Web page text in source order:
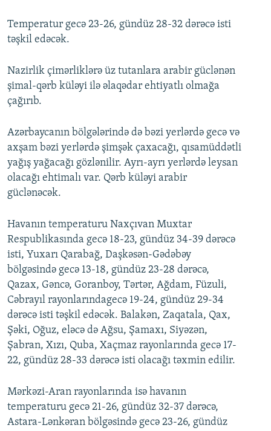
Temperatur gecə 23-26, gündüz 28-32 dərəcə isti
təşkil edəcək.
Nazirlik çimərliklərə üz tutanlara arabir güclənən
şimal-qərb küləyi ilə əlaqədar ehtiyatlı olmağa
çağırıb.
Azərbaycanın bölgələrində də bəzi yerlərdə gecə və
axşam bəzi yerlərdə şimşək çaxacağı, qısamüddətli
yağış yağacağı gözlənilir. Ayrı-ayrı yerlərdə leysan
olacağı ehtimalı var. Qərb küləyi arabir
güclənəcək.
Havanın temperaturu Naxçıvan Muxtar
Respublikasında gecə 18-23, gündüz 34-39 dərəcə
isti, Yuxarı Qarabağ, Daşkəsən-Gədəbəy
bölgəsində gecə 13-18, gündüz 23-28 dərəcə,
Qazax, Gəncə, Goranboy, Tərtər, Ağdam, Füzuli,
Cəbrayıl rayonlarındagecə 19-24, gündüz 29-34
dərəcə isti təşkil edəcək. Balakən, Zaqatala, Qax,
Şəki, Oğuz, eləcə də Ağsu, Şamaxı, Siyəzən,
Şabran, Xızı, Quba, Xaçmaz rayonlarında gecə 17-
22, gündüz 28-33 dərəcə isti olacağı təxmin edilir.
Mərkəzi-Aran rayonlarında isə havanın
temperaturu gecə 21-26, gündüz 32-37 dərəcə,
Astara-Lənkəran bölgəsində gecə 23-26, gündüz